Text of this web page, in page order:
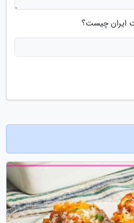
ایران چیست؟